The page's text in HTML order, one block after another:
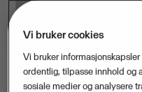
Vi bruker cookies
Vi bruker
ordentlig, tilpasse innhold og
sosiale medier og analysere